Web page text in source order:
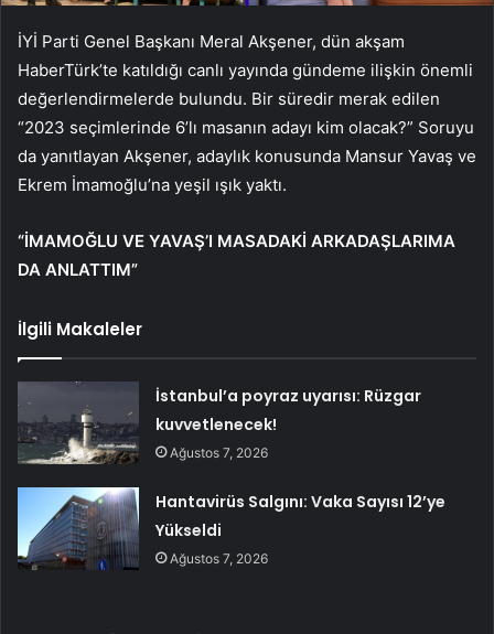
İYİ Parti Genel Başkanı Meral Akşener, dün akşam
HaberTürk’te katıldığı canlı yayında gündeme ilişkin önemli
değerlendirmelerde bulundu. Bir süredir merak edilen
“2023 seçimlerinde 6’lı masanın adayı kim olacak?” Soruyu
da yanıtlayan Akşener, adaylık konusunda Mansur Yavaş ve
Ekrem İmamoğlu’na yeşil ışık yaktı.
“İMAMOĞLU VE YAVAŞ’I MASADAKİ ARKADAŞLARIMA
DA ANLATTIM”
İlgili Makaleler
İstanbul’a poyraz uyarısı: Rüzgar
kuvvetlenecek!
Ağustos 7, 2026
Hantavirüs Salgını: Vaka Sayısı 12’ye
Yükseldi
Ağustos 7, 2026